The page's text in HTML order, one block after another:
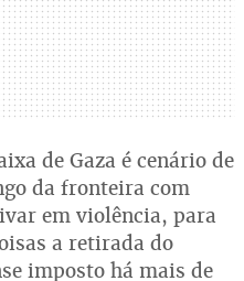
de Gaza é cenário de
da fronteira com
em violência, para
a retirada do
imposto há mais de